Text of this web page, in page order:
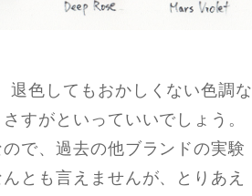
色してもおかしくない色調な
すがといっていいでしょう。
で、過去の他ブランドの実験
とも言えませんが、とりあえ